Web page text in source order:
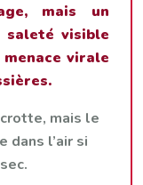
mais un
visible
virale
mais le
dans l’air si